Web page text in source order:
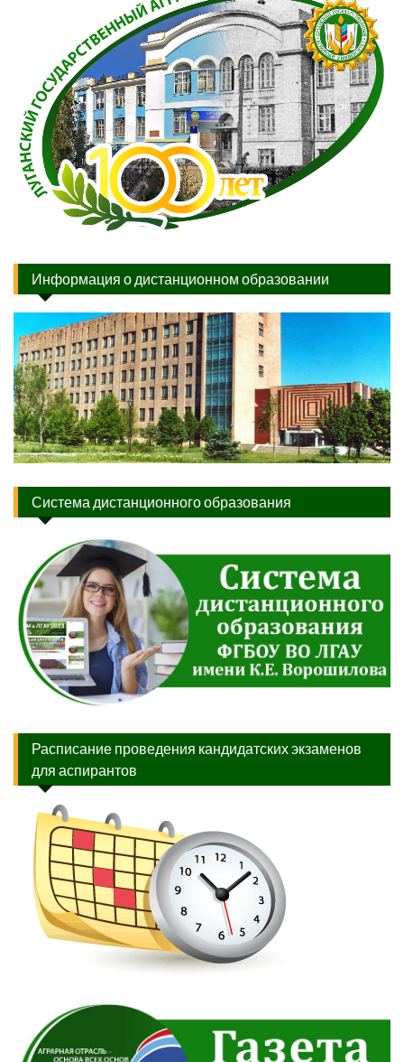
Информация о дистанционном образовании
Система дистанционного образования
Расписание проведения кандидатских экзаменов
для аспирантов